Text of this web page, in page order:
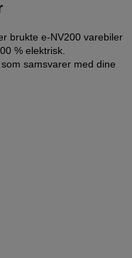
brukte e-NV200 varebiler
% elektrisk.
samsvarer med dine